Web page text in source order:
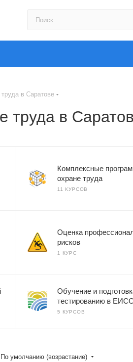
в Саратове
труда в
Комплексные
охране труда
11 КУРСОВ
Оценка
рисков
1 КУРС
Обучение и
тестированию в
5 КУРСОВ
По умолчанию (возрастание)